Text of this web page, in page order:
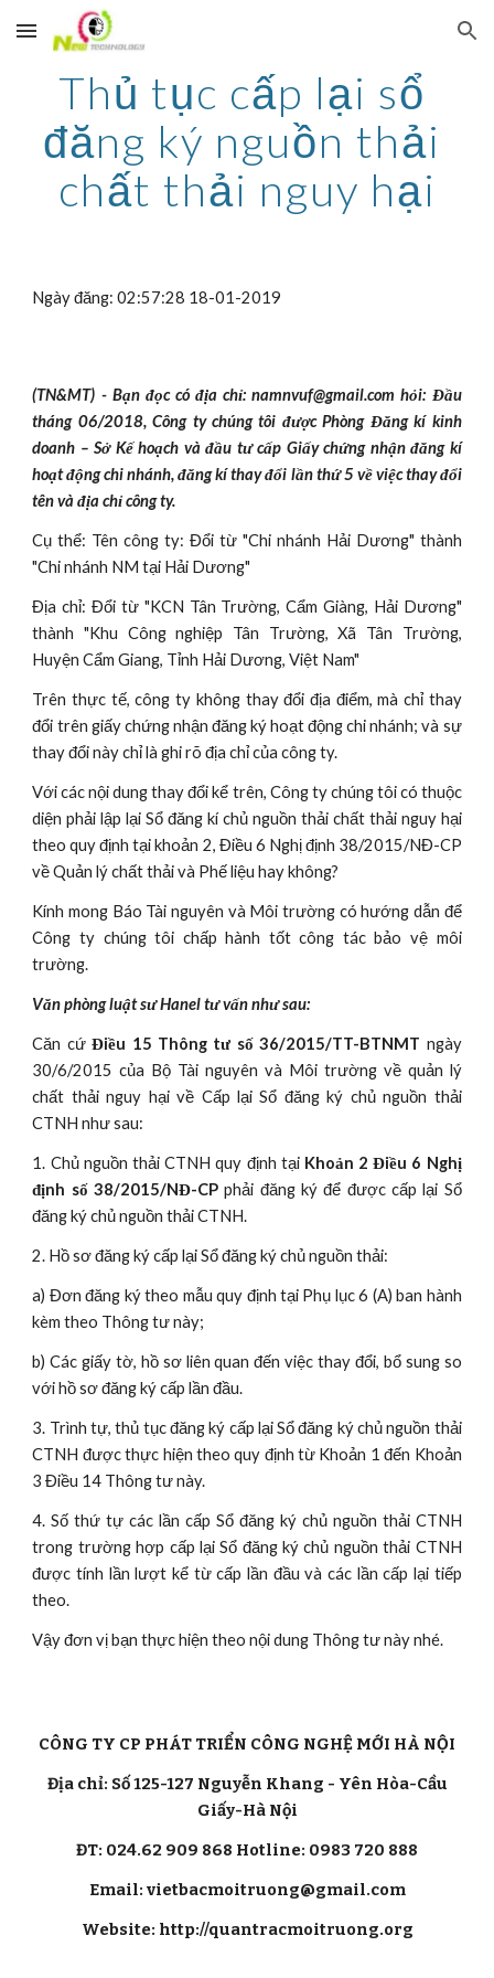
Skip to main content Skip to navigation
Thủ tục cấp lại sổ
đăng ký nguồn thải
chất thải nguy hại
Ngày đăng: 02:57:28 18-01-2019
(TN&MT) - Bạn đọc có địa chỉ: namnvuf@gmail.com hỏi: Đầu
tháng 06/2018, Công ty chúng tôi được Phòng Đăng kí kinh
doanh – Sở Kế hoạch và đầu tư cấp Giấy chứng nhận đăng kí
hoạt động chi nhánh, đăng kí thay đổi lần thứ 5 về việc thay đổi
tên và địa chỉ công ty.
Cụ thể: Tên công ty: Đổi từ "Chi nhánh Hải Dương" thành
"Chi nhánh NM tại Hải Dương"
Địa chỉ: Đổi từ "KCN Tân Trường, Cẩm Giàng, Hải Dương"
thành "Khu Công nghiệp Tân Trường, Xã Tân Trường,
Huyện Cẩm Giang, Tỉnh Hải Dương, Việt Nam"
Trên thực tế, công ty không thay đổi địa điểm, mà chỉ thay
đổi trên giấy chứng nhận đăng ký hoạt động chi nhánh; và sự
thay đổi này chỉ là ghi rõ địa chỉ của công ty.
Với các nội dung thay đổi kể trên, Công ty chúng tôi có thuộc
diện phải lập lại Sổ đăng kí chủ nguồn thải chất thải nguy hại
theo quy định tại khoản 2, Điều 6 Nghị định 38/2015/NĐ-CP
về Quản lý chất thải và Phế liệu hay không?
Kính mong Báo Tài nguyên và Môi trường có hướng dẫn để
Công ty chúng tôi chấp hành tốt công tác bảo vệ môi
trường.
Văn phòng luật sư Hanel tư vấn như sau:
Căn cứĐiều 15 Thông tư số 36/2015/TT-BTNMT ngày
30/6/2015 của Bộ Tài nguyên và Môi trường về quản lý
chất thải nguy hại về Cấp lại Sổ đăng ký chủ nguồn thải
CTNH như sau:
1. Chủ nguồn thải CTNH quy định tại Khoản 2 Điều 6 Nghị
định số 38/2015/NĐ-CP phải đăng ký để được cấp lại Sổ
đăng ký chủ nguồn thải CTNH.
2. Hồ sơ đăng ký cấp lại Sổ đăng ký chủ nguồn thải:
a) Đơn đăng ký theo mẫu quy định tại Phụ lục 6 (A) ban hành
kèm theo Thông tư này;
b) Các giấy tờ, hồ sơ liên quan đến việc thay đổi, bổ sung so
với hồ sơ đăng ký cấp lần đầu.
3. Trình tự, thủ tục đăng ký cấp lại Sổ đăng ký chủ nguồn thải
CTNH được thực hiện theo quy định từ Khoản 1 đến Khoản
3 Điều 14 Thông tư này.
4. Số thứ tự các lần cấp Sổ đăng ký chủ nguồn thải CTNH
trong trường hợp cấp lại Sổ đăng ký chủ nguồn thải CTNH
được tính lần lượt kể từ cấp lần đầu và các lần cấp lại tiếp
theo.
Vậy đơn vị bạn thực hiện theo nội dung Thông tư này nhé.
CÔNG TY CP PHÁT TRIỂN CÔNG NGHỆ MỚI HÀ NỘI
Địa chỉ: Số 125-127 Nguyễn Khang - Yên Hòa-Cầu
Giấy-Hà Nội
ĐT: 024.62 909 868 Hotline: 0983 720 888
Email: vietbacmoitruong@gmail.com
Website: http://quantracmoitruong.org